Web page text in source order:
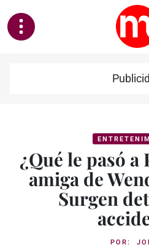
¿Qué le pasó a
amiga de
Surgen
POR: